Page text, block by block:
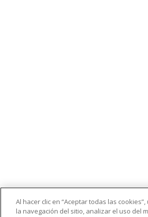
Al hacer clic en “Aceptar todas las
la navegación del sitio, analizar el uso del